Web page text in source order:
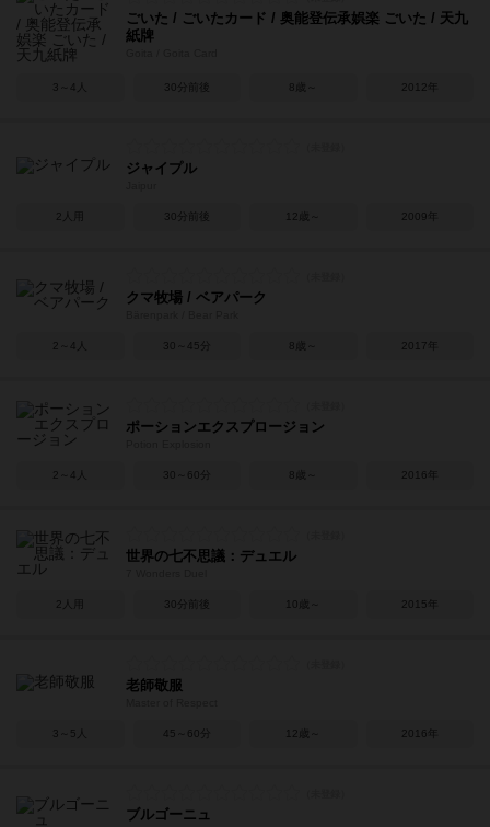
ごいた / ごいたカード / 奥能登伝承娯楽 ごいた / 天九
紙牌
3～4人 30分前後 8歳～ 2012年
ジャイプル
2人用 30分前後 12歳～ 2009年
クマ牧場 / ベアパーク
2～4人 30～45分 8歳～ 2017年
ポーションエクスプロージョン
2～4人 30～60分 8歳～ 2016年
世界の七不思議：デュエル
2人用 30分前後 10歳～ 2015年
老師敬服
3～5人 45～60分 12歳～ 2016年
ブルゴーニュ